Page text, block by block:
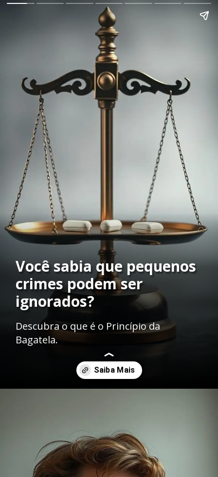
Você sabia que pequenos
crimes podem ser
ignorados?
Descubra o que é o Princípio da
Bagatela.